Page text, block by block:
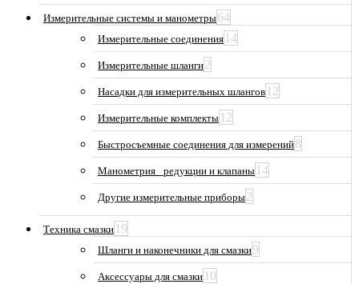
Измерительные системы и манометры64
Измерительные соединения 14
Измерительные шланги2
Насадки для измерительных шлангов 12
Измерительные комплекты 12
Быстросъемные соединения для измерений8
Манометрия_ редукции и клапаны 14
Другие измерительные приборы2
Техника смазки 19
Шланги и наконечники для смазки9
Аксессуары для смазки 10